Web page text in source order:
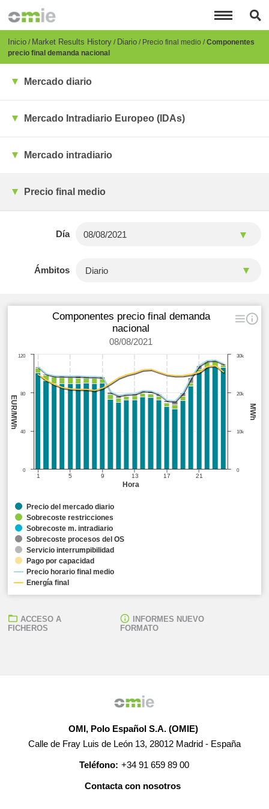
principal
Breadcrumb
Inicio Market Results History Diario Precio final medio Componentes
precio final demanda nacional
Mercado diario
Mercado Intradiario Europeo (IDAs)
Mercado intradiario
Precio final medio
Día
Ámbitos
Hora
MWh
EUR/MWh
Componentes precio final demanda
nacional
08/08/2021
1 5 9 13 17 21
0
30k
10k
20k
0
120
40
80
Precio del mercado diario
Sobrecoste restricciones
Sobrecoste m. intradiario
Sobrecoste procesos del OS
Servicio interrumpibilidad
Pago por capacidad
Precio horario final medio
Energía final
ACCESO A
FICHEROS
INFORMES NUEVO
FORMATO
OMI, Polo Español S.A. (OMIE)
Calle de Fray Luis de León 13, 28012 Madrid - España
Teléfono: +34 91 659 89 00
Contacta con nosotros